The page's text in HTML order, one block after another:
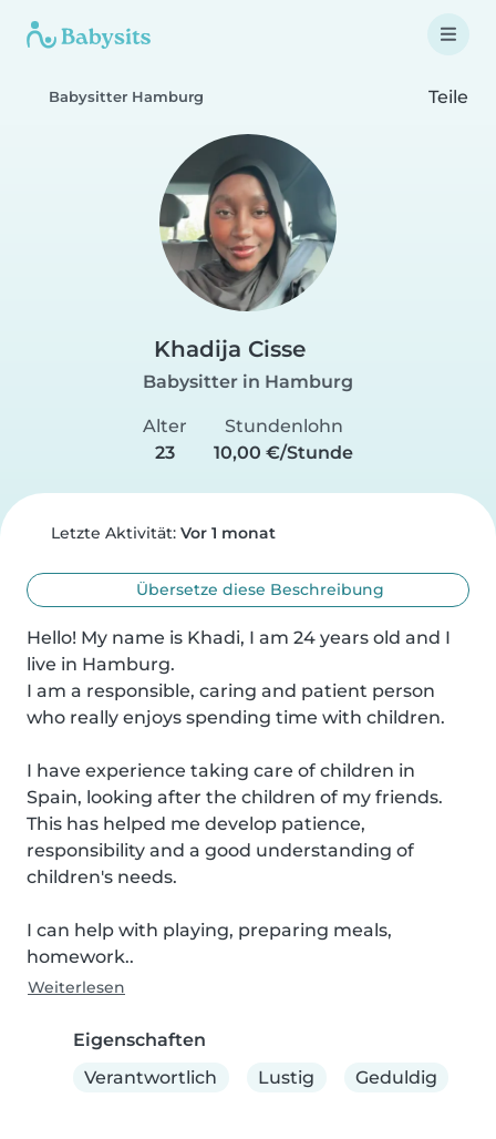
Babysitter Hamburg Teile
Khadija Cisse
Babysitter in Hamburg
Alter
23
Stundenlohn
10,00 €/Stunde
Letzte Aktivität: Vor 1 monat
Übersetze diese Beschreibung
Hello! My name is Khadi, I am 24 years old and I
live in Hamburg.
I am a responsible, caring and patient person
who really enjoys spending time with children.
I have experience taking care of children in
Spain, looking after the children of my friends.
This has helped me develop patience,
responsibility and a good understanding of
children's needs.
I can help with playing, preparing meals,
homework..
Weiterlesen
Eigenschaften
Verantwortlich
Lustig Geduldig